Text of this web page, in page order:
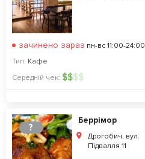
зачинено зараз пн-вс 11:00-24:00
Тип: Кафе
Середній чек: $$$$
?
Беррімор
Дрогобич, вул.
Підвалля 11